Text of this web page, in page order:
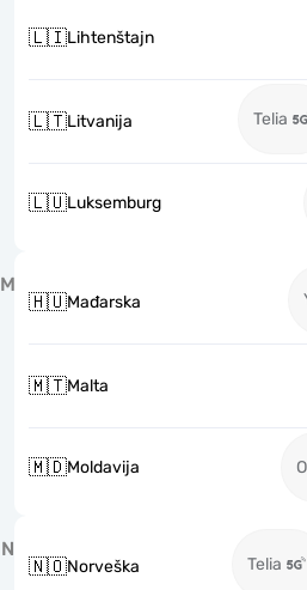
🇱🇮Lihtenštajn
🇱🇹Litvanija Telia
🇱🇺Luksemburg
M
🇭🇺Mađarska
🇲🇹Malta
🇲🇩Moldavija
N
🇳🇴Norveška Telia